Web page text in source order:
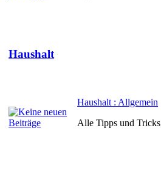
Haushalt
Haushalt : Allgemein
Alle Tipps und